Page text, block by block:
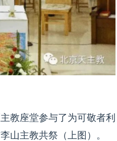
教座堂参与了为可敬者利
山主教共祭（上图）。